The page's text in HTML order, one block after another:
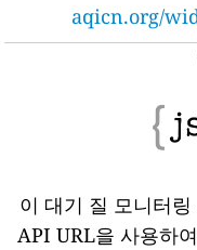
aqicn.org/
이 대기 질 모니터
API URL을 사용하